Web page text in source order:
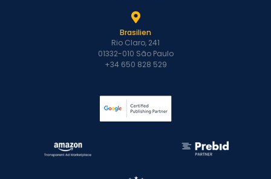
Brasilien
Rio Claro, 241
01332-010 São Paulo
+34 650 828 529